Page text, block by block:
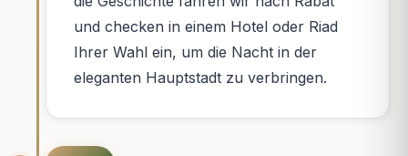
und checken in einem Hotel oder Riad
Ihrer Wahl ein, um die Nacht in der
eleganten Hauptstadt zu verbringen.